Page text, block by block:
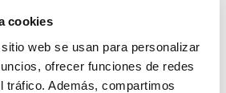
cookies
web se usan para personalizar
ofrecer funciones de redes
tráfico. Además, compartimos